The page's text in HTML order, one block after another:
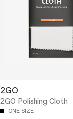
2GO
2GO Polishing Cloth
ONE SIZE